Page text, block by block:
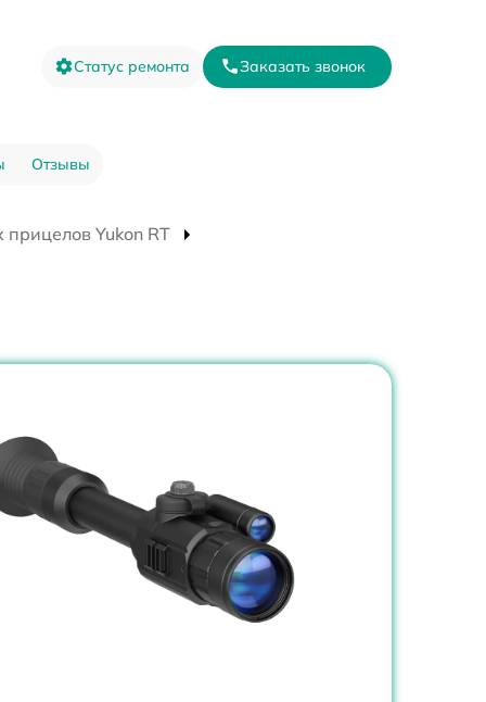
Статус ремонта Заказать звонок
Отзывы
прицелов Yukon RT